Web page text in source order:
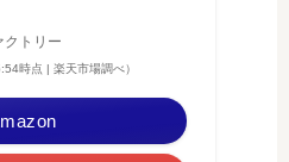
クトリー
時点 | 楽天市場調べ）